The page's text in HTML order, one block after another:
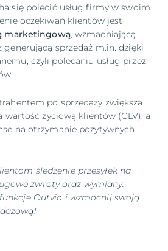
się polecić usług firmy w swoim
oczekiwań klientów jest
marketingową, wzmacniającą
sprzedaż m.in. dzięki
czyli polecaniu usług przez
po sprzedaży zwiększa
wartość życiową klientów (CLV), a
na otrzymanie pozytywnych
śledzenie przesyłek na
zwroty oraz wymiany.
funkcje Outvio i wzmocnij swoją